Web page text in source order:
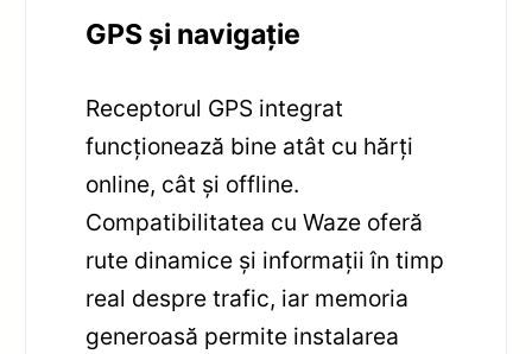
GPS și navigație
Receptorul GPS integrat
funcționează bine atât cu hărți
online, cât și offline.
Compatibilitatea cu Waze oferă
rute dinamice și informații în timp
real despre trafic, iar memoria
generoasă permite instalarea